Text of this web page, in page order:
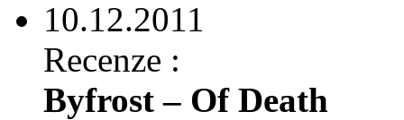
10.12.2011
Recenze :
Byfrost – Of Death